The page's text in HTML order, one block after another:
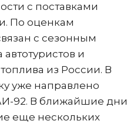
с поставками
По оценкам
с сезонным
и
из России. В
уже направлено
92. В ближайшие дни
еще нескольких